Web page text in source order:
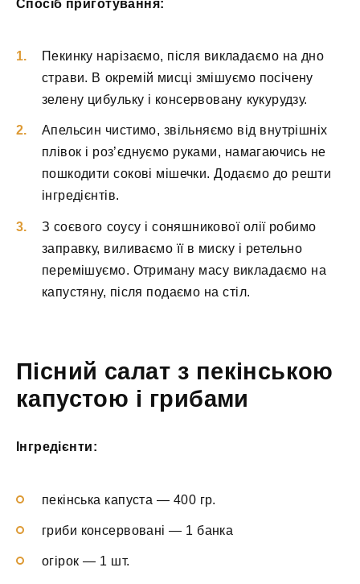
Спосіб приготування:
Пекинку нарізаємо, після викладаємо на дно
страви. В окремій мисці змішуємо посічену
зелену цибульку і консервовану кукурудзу.
Апельсин чистимо, звільняємо від внутрішніх
плівок і роз’єднуємо руками, намагаючись не
пошкодити сокові мішечки. Додаємо до решти
інгредієнтів.
З соєвого соусу і соняшникової олії робимо
заправку, виливаємо її в миску і ретельно
перемішуємо. Отриману масу викладаємо на
капустяну, після подаємо на стіл.
Пісний салат з пекінською
капустою і грибами
Інгредієнти:
пекінська капуста — 400 гр.
гриби консервовані — 1 банка
огірок — 1 шт.